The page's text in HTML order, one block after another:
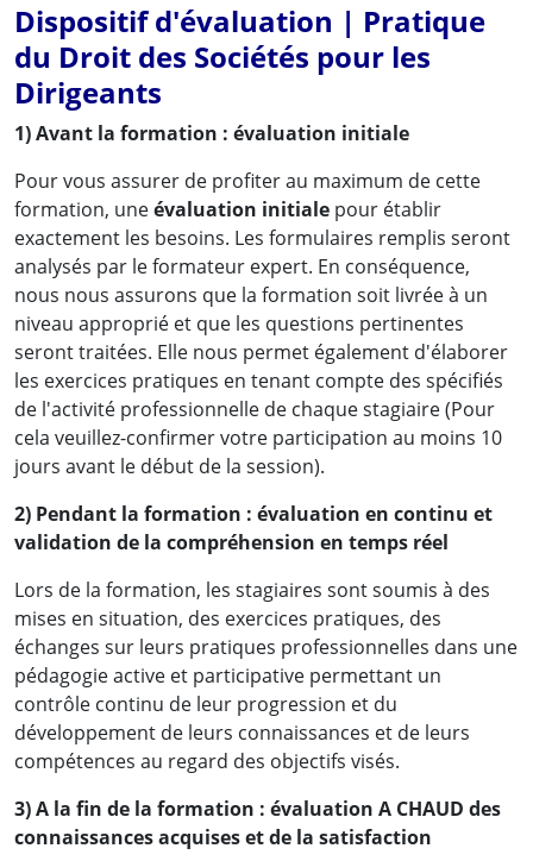
Dispositif d'évaluation | Pratique
du Droit des Sociétés pour les
Dirigeants
1) Avant la formation : évaluation initiale
Pour vous assurer de profiter au maximum de cette
formation, uneévaluation initiale pour établir
exactement les besoins. Les formulaires remplis seront
analysés par le formateur expert. En conséquence,
nous nous assurons que la formation soit livrée à un
niveau approprié et que les questions pertinentes
seront traitées. Elle nous permet également d'élaborer
les exercices pratiques en tenant compte des spécifiés
de l'activité professionnelle de chaque stagiaire (Pour
cela veuillez-confirmer votre participation au moins 10
jours avant le début de la session).
2) Pendant la formation : évaluation en continu et
validation de la compréhension en temps réel
Lors de la formation, les stagiaires sont soumis à des
mises en situation, des exercices pratiques, des
échanges sur leurs pratiques professionnelles dans une
pédagogie active et participative permettant un
contrôle continu de leur progression et du
développement de leurs connaissances et de leurs
compétences au regard des objectifs visés.
3) A la fin de la formation : évaluation A CHAUD des
connaissances acquises et de la satisfaction